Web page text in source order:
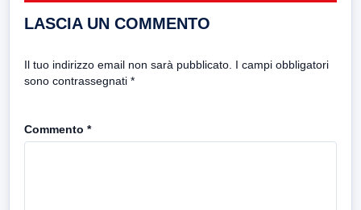
LASCIA UN COMMENTO
Il tuo indirizzo email non sarà pubblicato. I campi obbligatori
sono contrassegnati *
Commento *